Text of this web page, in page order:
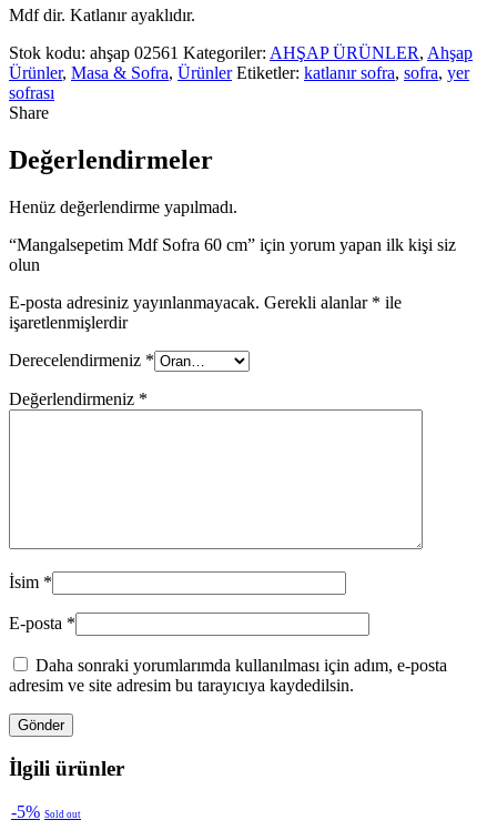
Mdf dir. Katlanır ayaklıdır.
Stok kodu: ahşap 02561 Kategoriler: AHŞAP ÜRÜNLER, Ahşap
Ürünler, Masa & Sofra, Ürünler Etiketler: katlanır sofra, sofra, yer
sofrası
Share
Değerlendirmeler
Henüz değerlendirme yapılmadı.
“Mangalsepetim Mdf Sofra 60 cm” için yorum yapan ilk kişi siz
olun
E-posta adresiniz yayınlanmayacak. Gerekli alanlar * ile
işaretlenmişlerdir
Derecelendirmeniz *
Değerlendirmeniz *
İsim *
E-posta *
Daha sonraki yorumlarımda kullanılması için adım, e-posta
adresim ve site adresim bu tarayıcıya kaydedilsin.
İlgili ürünler
-5% Sold out